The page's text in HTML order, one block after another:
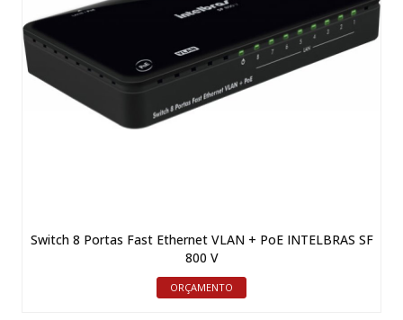
Switch 8 Portas Fast Ethernet VLAN + PoE INTELBRAS SF
800 V
ORÇAMENTO